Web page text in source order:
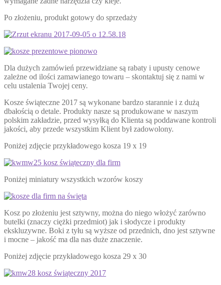
Po złożeniu, produkt gotowy do sprzedaży
Dla dużych zamówień przewidziane są rabaty i upusty cenowe
zależne od ilości zamawianego towaru – skontaktuj się z nami w
celu ustalenia Twojej ceny.
Kosze świąteczne 2017 są wykonane bardzo starannie i z dużą
dbałością o detale. Produkty nasze są produkowane w naszym
polskim zakładzie, przed wysyłką do Klienta są poddawane kontroli
jakości, aby przede wszystkim Klient był zadowolony.
Poniżej zdjęcie przykładowego kosza 19 x 19
Poniżej miniatury wszystkich wzorów koszy
Kosz po złożeniu jest sztywny, można do niego włożyć zarówno
butelki (znaczy ciężki przedmiot) jak i słodycze i produkty
ekskluzywne. Boki z tyłu są wyższe od przednich, dno jest sztywne
i mocne – jakość ma dla nas duże znaczenie.
Poniżej zdjęcie przykładowego kosza 29 x 30